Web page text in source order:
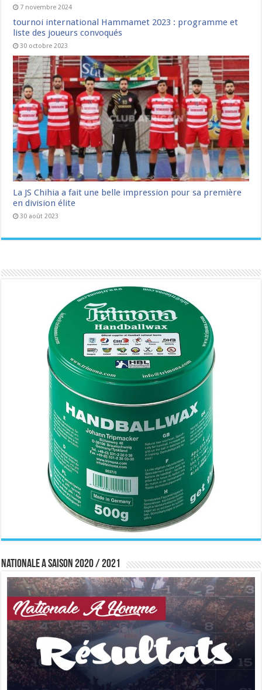
7 novembre 2024
tournoi international Hammamet 2023 : programme et
liste des joueurs convoqués
30 octobre 2023
La JS Chihia a fait une belle impression pour sa première
en division élite
30 août 2023
Nationale A saison 2020 / 2021